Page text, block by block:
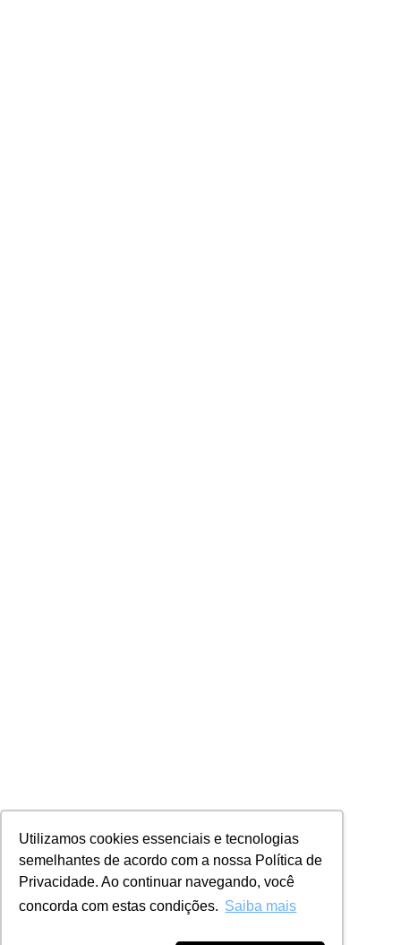
Utilizamos cookies essenciais e tecnologias
semelhantes de acordo com a nossa Política de
Privacidade. Ao continuar navegando, você
concorda com estas condições. Saiba mais